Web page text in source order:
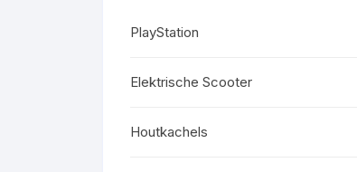
PlayStation
Elektrische Scooter
Houtkachels